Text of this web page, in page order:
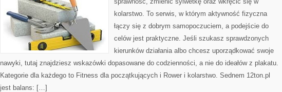
kolarstwo. To serwis, w którym aktywność fizyczna
łączy się z dobrym samopoczuciem, a podejście do
celów jest praktyczne. Jeśli szukasz sprawdzonych
kierunków działania albo chcesz uporządkować swoje
nawyki, tutaj znajdziesz wskazówki dopasowane do codzienności, a nie do ideałów z plakatu.
Kategorie dla każdego to Fitness dla początkujących i Rower i kolarstwo. Sednem 12ton.pl
jest balans: […]